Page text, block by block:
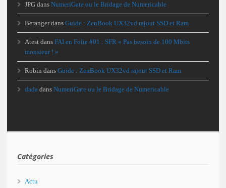
JPG dans NumeriGate ou le Bridage de Numericable
Berangerdans Guide : ZenBook UX32vd rajout SSD et Ram
Atest dans FAI en Folie #01 : SFR « Pas besoin de 100 Mbits
monsieur ! »
Robin dans Guide : ZenBook UX32vd rajout SSD et Ram
dada dans NumeriGate ou le Bridage de Numericable
Catégories
Actu